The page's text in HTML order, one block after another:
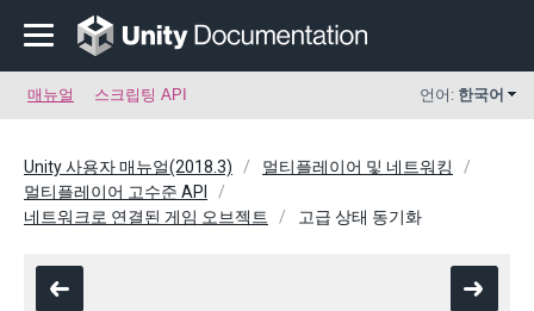
매뉴얼 스크립팅 API 언어: 한국어
Unity 사용자 매뉴얼(2018.3)
멀티플레이어 및 네트워킹
멀티플레이어 고수준 API
네트워크로 연결된 게임 오브젝트
고급 상태 동기화